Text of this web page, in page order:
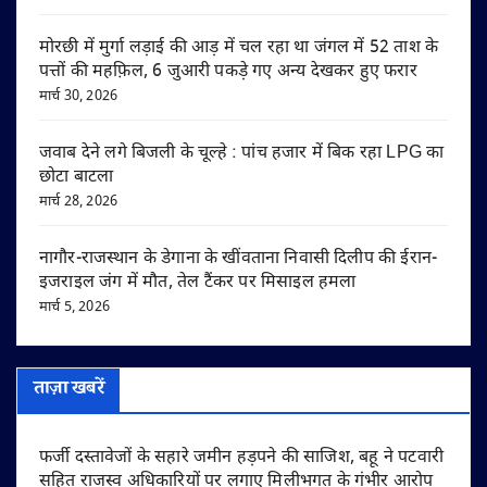
मोरछी में मुर्गा लड़ाई की आड़ में चल रहा था जंगल में 52 ताश के
पत्तों की महफ़िल, 6 जुआरी पकड़े गए अन्य देखकर हुए फरार
मार्च 30, 2026
जवाब देने लगे बिजली के चूल्हे : पांच हजार में बिक रहा LPG का
छोटा बाटला
मार्च 28, 2026
नागौर-राजस्थान के डेगाना के खींवताना निवासी दिलीप की ईरान-
इजराइल जंग में मौत, तेल टैंकर पर मिसाइल हमला
मार्च 5, 2026
ताज़ा खबरें
फर्जी दस्तावेजों के सहारे जमीन हड़पने की साजिश, बहू ने पटवारी
सहित राजस्व अधिकारियों पर लगाए मिलीभगत के गंभीर आरोप